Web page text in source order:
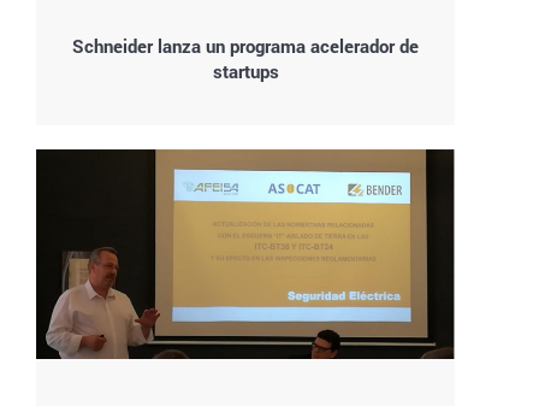
Schneider lanza un programa acelerador de
startups